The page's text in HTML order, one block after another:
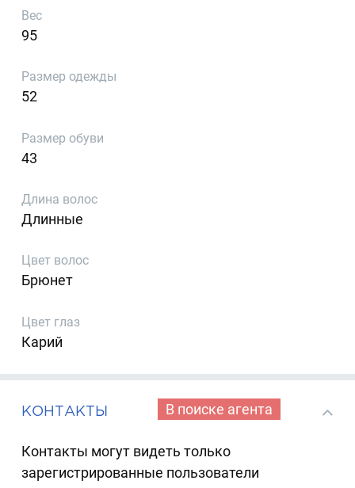
Вес
95
Размер одежды
52
Размер обуви
43
Длина волос
Длинные
Цвет волос
Брюнет
Цвет глаз
Карий
КОНТАКТЫ В поиске агента
Контакты могут видеть только
зарегистрированные пользователи